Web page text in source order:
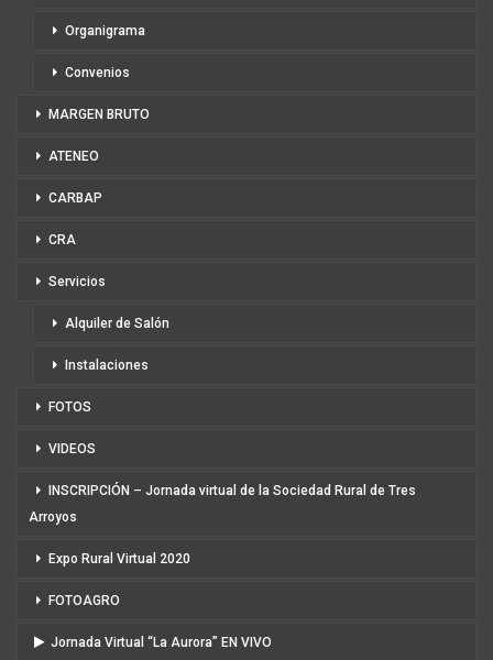
Organigrama
Convenios
MARGEN BRUTO
ATENEO
CARBAP
CRA
Servicios
Alquiler de Salón
Instalaciones
FOTOS
VIDEOS
INSCRIPCIÓN – Jornada virtual de la Sociedad Rural de Tres
Arroyos
Expo Rural Virtual 2020
FOTOAGRO
Jornada Virtual “La Aurora” EN VIVO